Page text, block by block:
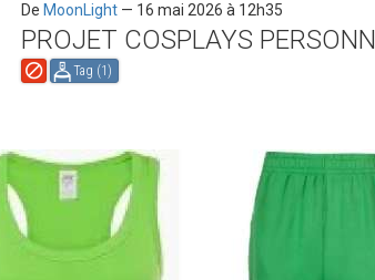
De MoonLight — 16 mai 2026 à 12h35
PROJET COSPLAYS
Tag (1 )